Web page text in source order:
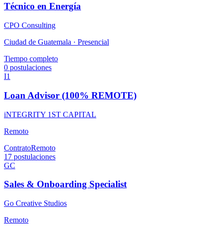
Técnico en Energía
CPO Consulting
Ciudad de Guatemala · Presencial
Tiempo completo
0 postulaciones
I1
Loan Advisor (100% REMOTE)
iNTEGRITY 1ST CAPITAL
Remoto
ContratoRemoto
17 postulaciones
GC
Sales & Onboarding Specialist
Go Creative Studios
Remoto